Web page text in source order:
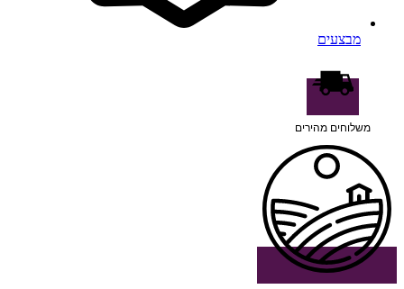
מבצעים
משלוחים מהירים